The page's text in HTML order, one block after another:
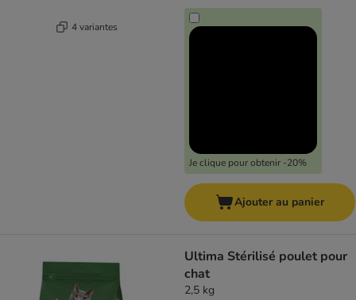
4 variantes
Je clique pour obtenir -20%
Ajouter au panier
Ultima Stérilisé poulet pour
chat
2,5 kg